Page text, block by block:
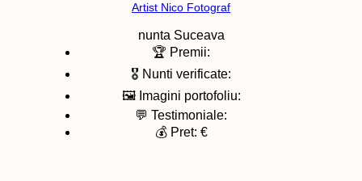
Artist Nico Fotograf
nunta Suceava
🏆 Premii:
🎖️ Nunti verificate:
🖼️ Imagini portofoliu:
💬 Testimoniale:
💰 Pret: €